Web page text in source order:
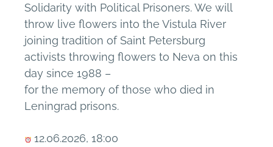
Solidarity with Political Prisoners. We will
throw live flowers into the Vistula River
joining tradition of Saint Petersburg
activists throwing flowers to Neva on this
day since 1988 –
for the memory of those who died in
Leningrad prisons.
12.06.2026, 18:00